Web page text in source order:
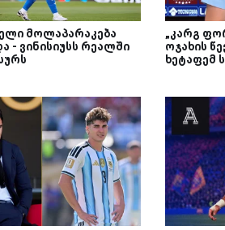
მოლაპარაკება
- ვინისიუსს რეალში
„კარგ
ოჯახის
ხეტაფემ